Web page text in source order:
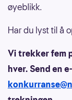
øyeblikk.
Har du lyst til å
Vi trekker fem
hver. Send en